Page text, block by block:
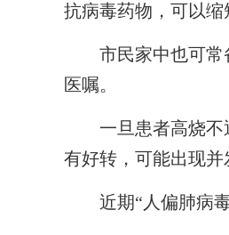
抗病毒药物，可以缩
市民家中也可常备
医嘱。
一旦患者高烧不退
有好转，可能出现并
近期“人偏肺病